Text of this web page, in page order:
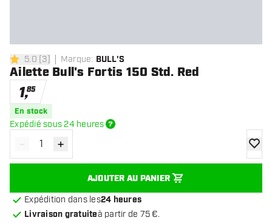
5 étoiles de notation
5.0 [3] Marque: BULL'S
Ailette Bull's Fortis 150 Std. Red
1,85
En stock
Expédié sous 24 heures
Diminuer la quantité
- Augmenter la quantité
+
AJOUTER AU PANIER
Expédition dans les24 heures
Livraison gratuiteà partir de 75 €.